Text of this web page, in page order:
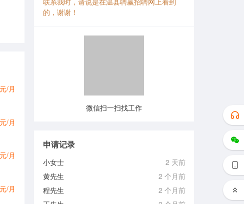
/月
/月
/月
/月
的，谢谢！
微信扫一扫找工作
申请记录
小女士
2 天前
黄先生
2 个月前
程先生
2 个月前